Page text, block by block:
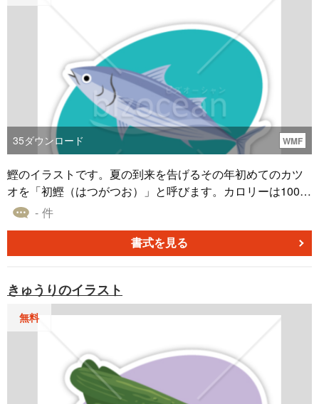
35ダウンロード WMF
鰹のイラストです。夏の到来を告げるその年初めてのカツ
オを「初鰹（はつがつお）」と呼びます。カロリーは100グ
ラム中114kcal、おいしい食べ方は、刺身やたたきなどで
り付けることができます。
- 件
書式を見る
きゅうりのイラスト
無料